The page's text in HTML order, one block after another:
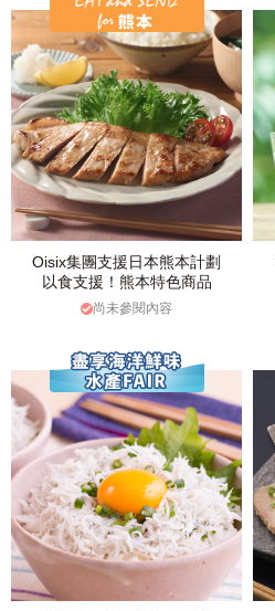
Oisix集團支援日本熊本計劃
以食支援！熊本特色商品
尚未參閱內容